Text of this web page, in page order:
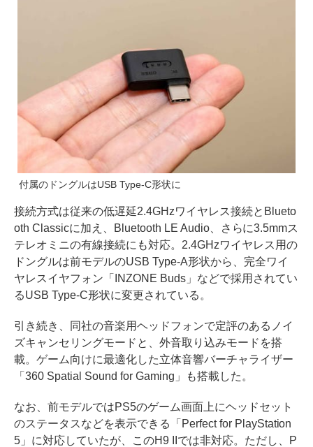
付属のドングルはUSB Type-C形状に
接続方式は従来の低遅延2.4GHzワイヤレス接続とBlueto
oth Classicに加え、Bluetooth LE Audio、さらに3.5mmス
テレオミニの有線接続にも対応。2.4GHzワイヤレス用の
ドングルは前モデルのUSB Type-A形状から、完全ワイ
ヤレスイヤフォン「INZONE Buds」などで採用されてい
るUSB Type-C形状に変更されている。
引き続き、同社の音楽用ヘッドフォンで定評のあるノイ
ズキャンセリングモードと、外音取り込みモードを搭
載。ゲーム向けに最適化した立体音響バーチャライザー
「360 Spatial Sound for Gaming」も搭載した。
なお、前モデルではPS5のゲーム画面上にヘッドセット
のステータスなどを表示できる「Perfect for PlayStation
5」に対応していたが、このH9 IIでは非対応。ただし、P